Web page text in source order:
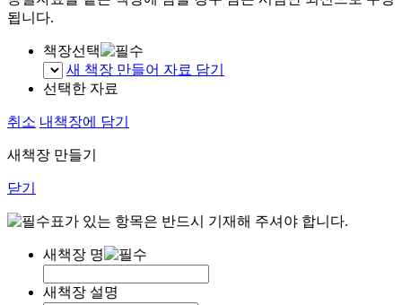
됩니다.
책장선택
새 책장 만들어 자료 담기
선택한 자료
취소 내책장에 담기
새책장 만들기
닫기
표가 있는 항목은 반드시 기재해 주셔야 합니다.
새책장 명
새책장 설명